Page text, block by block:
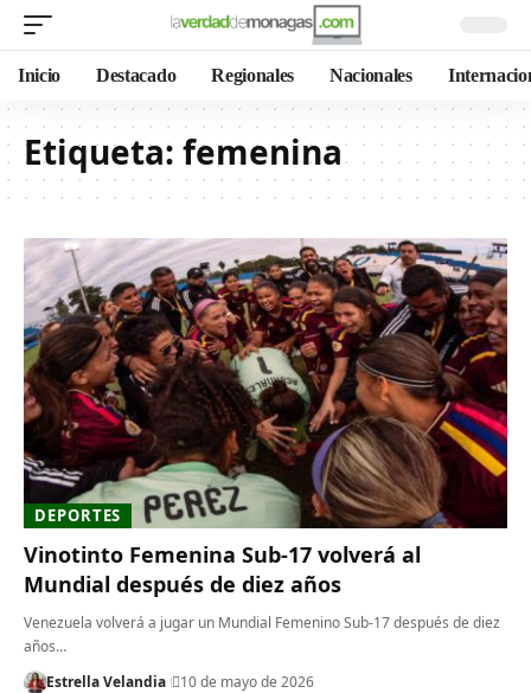
Inicio Destacado Regionales Nacionales
Etiqueta: femenina
DEPORTES
Vinotinto Femenina Sub-17 volverá al
Mundial después de diez años
Venezuela volverá a jugar un Mundial Femenino Sub-17 después de diez
años…
Estrella Velandia
10 de mayo de 2026